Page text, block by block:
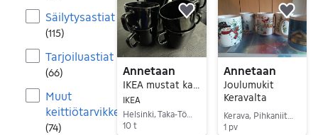
Säilytysastiat
(115)
Tarjoiluastiat
(66)
Muut
keittiötarvikkeet
(74)
Annetaan
IKEA
10 t
Lisää suosikiksi.
Annetaan
Joulumukit
Keravalta
Kerava, Pihkaniitty, Uusimaa
1 pv